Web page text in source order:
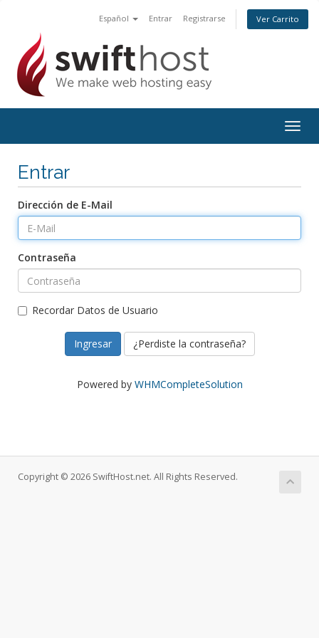
Español Entrar Registrarse Ver Carrito
Entrar
Dirección de E-Mail
Contraseña
Recordar Datos de Usuario
¿Perdiste la contraseña?
Powered by WHMCompleteSolution
Copyright © 2026 SwiftHost.net. All Rights Reserved.